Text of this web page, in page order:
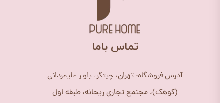
​تماس باما
آدرس فروشگاه: تهران، چیتگر، بلوار علیمردانی
(کوهک)، مجتمع تجاری ریحانه، طبقه اول